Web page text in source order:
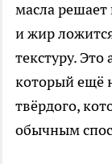
масла
и жир
текстуру. Это
который ещё
твёрдого,
обычным